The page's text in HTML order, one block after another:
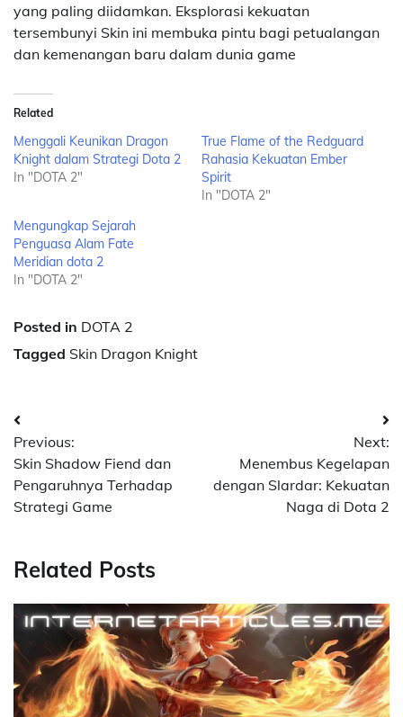
yang paling diidamkan. Eksplorasi kekuatan
tersembunyi Skin ini membuka pintu bagi petualangan
dan kemenangan baru dalam dunia game
Related
Menggali Keunikan Dragon
Knight dalam Strategi Dota 2
In "DOTA 2"
True Flame of the Redguard
Rahasia Kekuatan Ember
Spirit
In "DOTA 2"
Mengungkap Sejarah
Penguasa Alam Fate
Meridian dota 2
In "DOTA 2"
Posted in DOTA 2
Tagged Skin Dragon Knight
Post
navigation
Previous:
Skin Shadow Fiend dan
Pengaruhnya Terhadap
Strategi Game
Next:
Menembus Kegelapan
dengan Slardar: Kekuatan
Naga di Dota 2
Related Posts